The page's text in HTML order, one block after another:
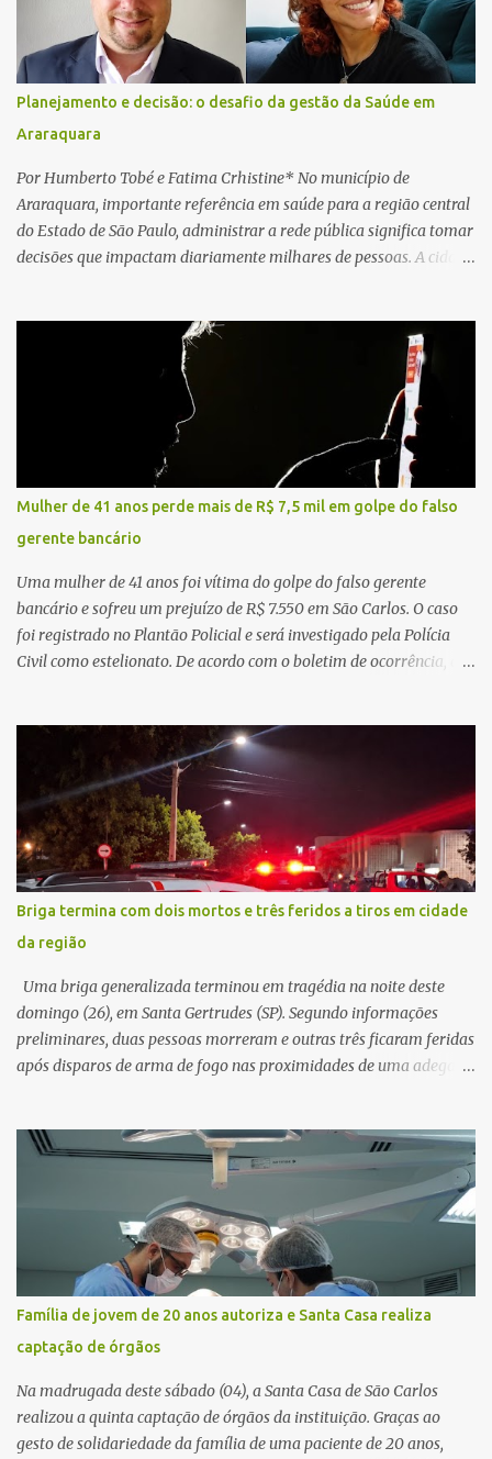
socorristas iniciaram imediatamente as manobras de reanimação
cardiopulmonar (RCP), porém, apesar de todos os esforços, o
motorista não respondeu aos procedimentos. Às 17h03, médicos
da Unidade de Suporte Avançado constataram o óbito da vítima.
Fonte: São Carlos Agora
Planejamento e decisão: o desafio da gestão da Saúde em
Araraquara
Por Humberto Tobé e Fatima Crhistine* No município de
Araraquara, importante referência em saúde para a região central
do Estado de São Paulo, administrar a rede pública significa tomar
decisões que impactam diariamente milhares de pessoas. A cidade
município, mas também de diversas cidades do entorno,
ampliando significativamente a responsabilidade da gestão sobre
o Sistema Único de Saúde (SUS). Nos últimos anos, o Governo
Federal tem ampliado investimentos destinados ao fortalecimento
da atenção básica, da infraestrutura hospitalar e da
regionalização dos serviços de saúde. Entretanto, em um cenário
de demandas crescentes e recursos necessariamente limitados, a
principal missão da gestão pública não é apenas investir mais,
mas decidir melhor onde investir para produzir o maior benefício
possível à população. Essa reflexão encontra respaldo tanto na
teoria da admini...
Mulher de 41 anos perde mais de R$ 7,5 mil em golpe do falso
gerente bancário
Uma mulher de 41 anos foi vítima do golpe do falso gerente
bancário e sofreu um prejuízo de R$ 7.550 em São Carlos. O caso
foi registrado no Plantão Policial e será investigado pela Polícia
Civil como estelionato. De acordo com o boletim de ocorrência, a
suspeito alegou que seria necessário atualizar o cadastro da conta
e passou a orientar a vítima sobre os procedimentos que deveriam
ser realizados. Dias depois, o golpista enviou um documento em
PDF simulando uma comunicação oficial da instituição financeira.
Na sequência, entrou em contato por telefone e encaminhou um
link, orientando a vítima a acessá-lo pelo computador para
concluir a suposta atualização cadastral. Após realizar o
procedimento, a conta bancária ficou bloqueada por algumas
horas. Sem conseguir acessar o sistema, a vítima tentou
novamente contato com o suposto gerente, mas não obteve
resposta. Na segunda-fe...
Briga termina com dois mortos e três feridos a tiros em cidade
da região
Uma briga generalizada terminou em tragédia na noite deste
domingo (26), em Santa Gertrudes (SP). Segundo informações
preliminares, duas pessoas morreram e outras três ficaram feridas
após disparos de arma de fogo nas proximidades de uma adega. O
começado dentro do estabelecimento e se estendido para a área
externa, quando dois homens armados passaram a efetuar
diversos disparos. Duas vítimas morreram ainda no local. Outras
três pessoas foram baleadas e socorridas. Até o momento, não
foram divulgadas informações oficiais sobre o estado de saúde dos
feridos. Equipes da Polícia Militar de Santa Gertrudes atenderam a
ocorrência e isolaram a área para o trabalho da perícia. Até a
última atualização, nenhum suspeito havia sido preso. A Polícia
Civil investigará a motivação da briga, a autoria dos disparos e as
circunstâncias do crime. A ocorrência segue em anda...
Família de jovem de 20 anos autoriza e Santa Casa realiza
captação de órgãos
Na madrugada deste sábado (04), a Santa Casa de São Carlos
realizou a quinta captação de órgãos da instituição. Graças ao
gesto de solidariedade da família de uma paciente de 20 anos,